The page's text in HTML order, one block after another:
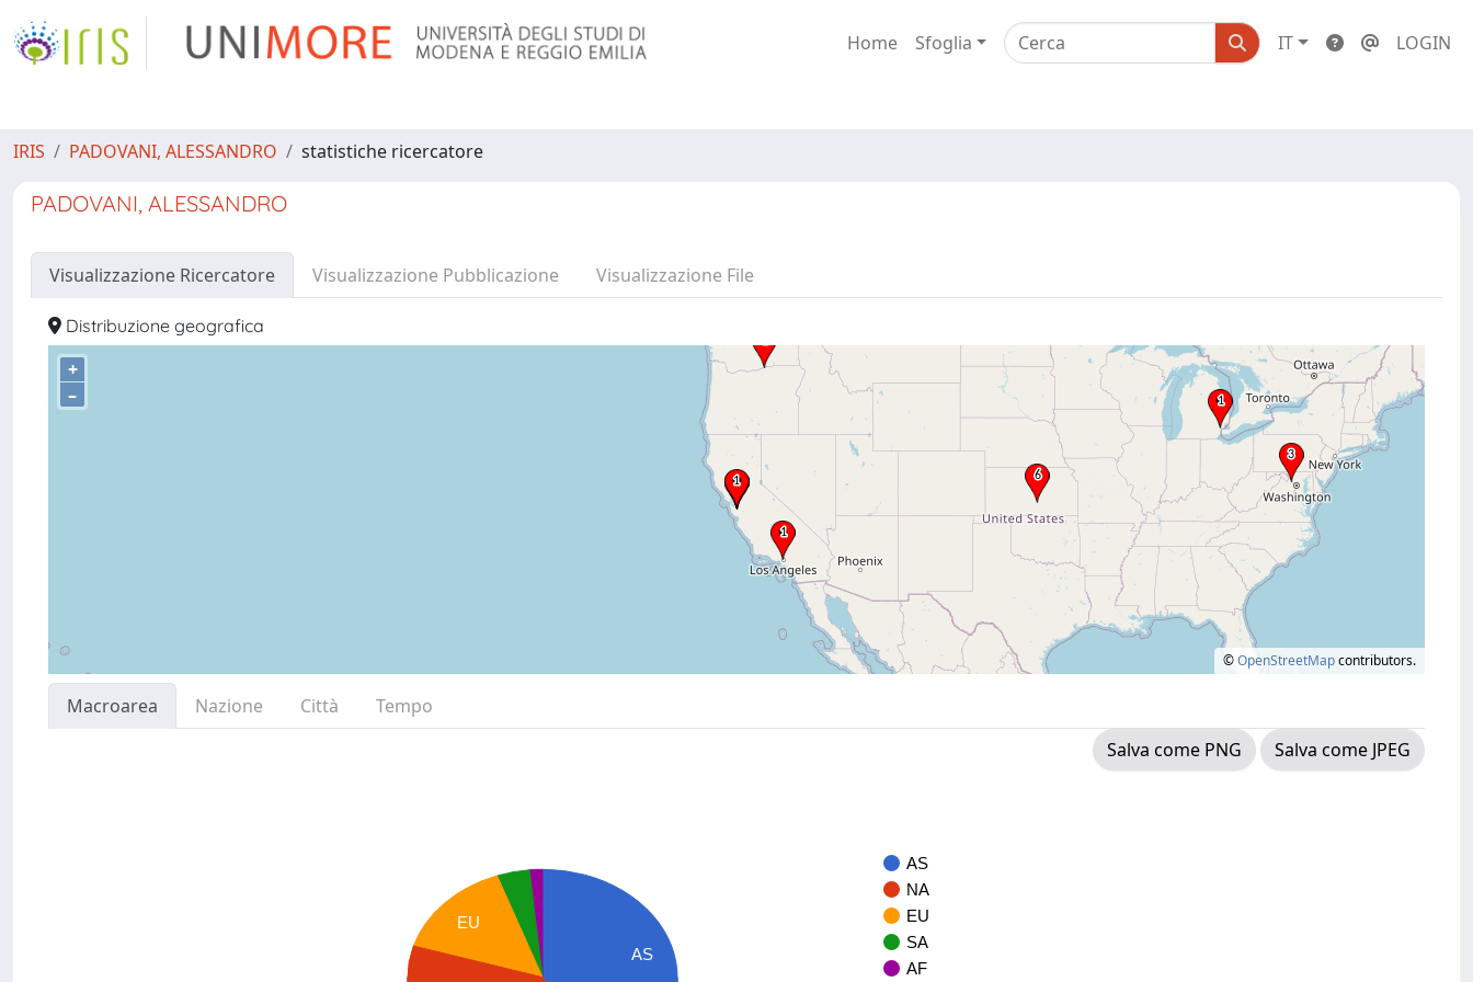
Home Sfoglia IT LOGIN
IRIS PADOVANI, ALESSANDRO statistiche ricercatore
PADOVANI, ALESSANDRO
Visualizzazione Ricercatore Visualizzazione Pubblicazione Visualizzazione File
Distribuzione geografica
+
–
©OpenStreetMapcontributors.
Macroarea Nazione Città
Tempo
Salva come PNG
Salva come JPEG
AS
NA
EU
SA
AF
AS
EU